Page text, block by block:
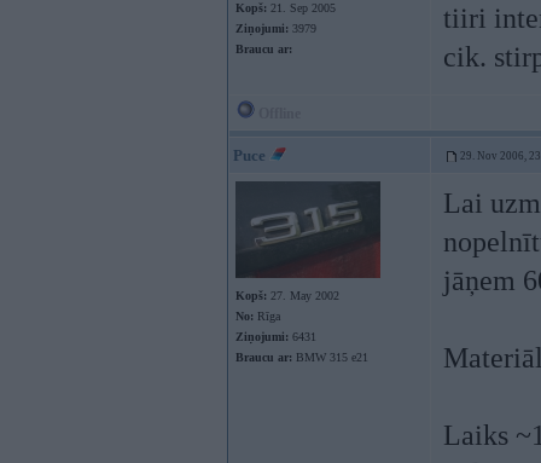
Kopš: 21. Sep 2005
Ziņojumi: 3979
Braucu ar:
tiiri
cik.
Puce 29. Nov 2006,
Kopš: 27. May 2002
No: Rīga
Ziņojumi: 6431
Braucu ar: BMW 315 e21
Lai
jāņem
Laiks